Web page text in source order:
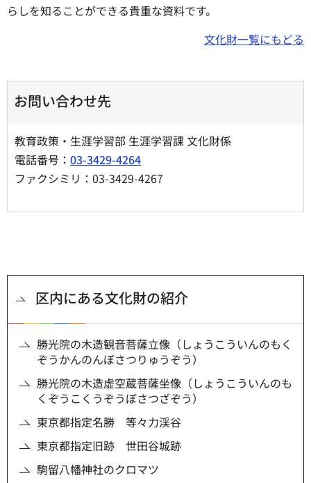
らしを知ることができる貴重な資料です。
文化財一覧にもどる
お問い合わせ先
教育政策・生涯学習部 生涯学習課 文化財係
電話番号： 03-3429-4264
ファクシミリ：03-3429-4267
区内にある文化財の紹介
勝光院の木造観音菩薩立像（しょうこういんのもく
ぞうかんのんぼさつりゅうぞう）
勝光院の木造虚空蔵菩薩坐像（しょうこういんのも
くぞうこくうぞうぼさつざぞう）
東京都指定名勝 等々力渓谷
東京都指定旧跡 世田谷城跡
駒留八幡神社のクロマツ